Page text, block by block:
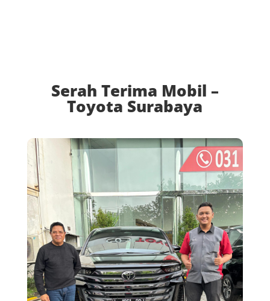
Serah Terima Mobil –
Toyota Surabaya